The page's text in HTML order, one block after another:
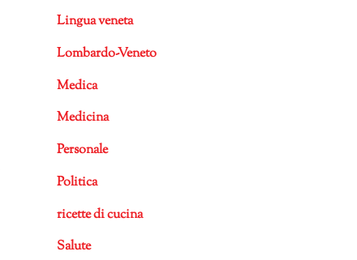
Lingua veneta
Lombardo-Veneto
Medica
Medicina
Personale
Politica
ricette di cucina
Salute